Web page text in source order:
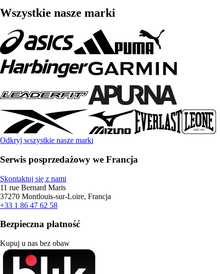
Wszystkie nasze marki
Odkryj wszystkie nasze marki
Serwis posprzedażowy we Francja
Skontaktuj się z nami
11 rue Bernard Maris
37270 Montlouis-sur-Loire, Francja
+33 1 86 47 62 58
Bezpieczna płatność
Kupuj u nas bez obaw